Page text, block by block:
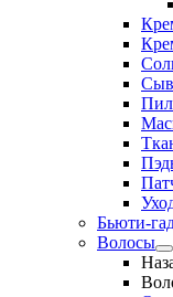
Бьюти-
Волосы